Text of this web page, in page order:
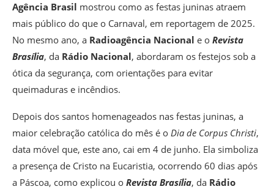
Agência Brasil mostrou como as festas juninas atraem
mais público do que o Carnaval, em reportagem de 2025.
No mesmo ano, a Radioagência Nacional e o Revista
Brasília, da Rádio Nacional, abordaram os festejos sob a
ótica da segurança, com orientações para evitar
queimaduras e incêndios.
Depois dos santos homenageados nas festas juninas, a
maior celebração católica do mês é o Dia de Corpus Christi,
data móvel que, este ano, cai em 4 de junho. Ela simboliza
a presença de Cristo na Eucaristia, ocorrendo 60 dias após
a Páscoa, como explicou o Revista Brasília, da Rádio